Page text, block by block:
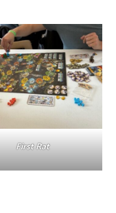
First Rat